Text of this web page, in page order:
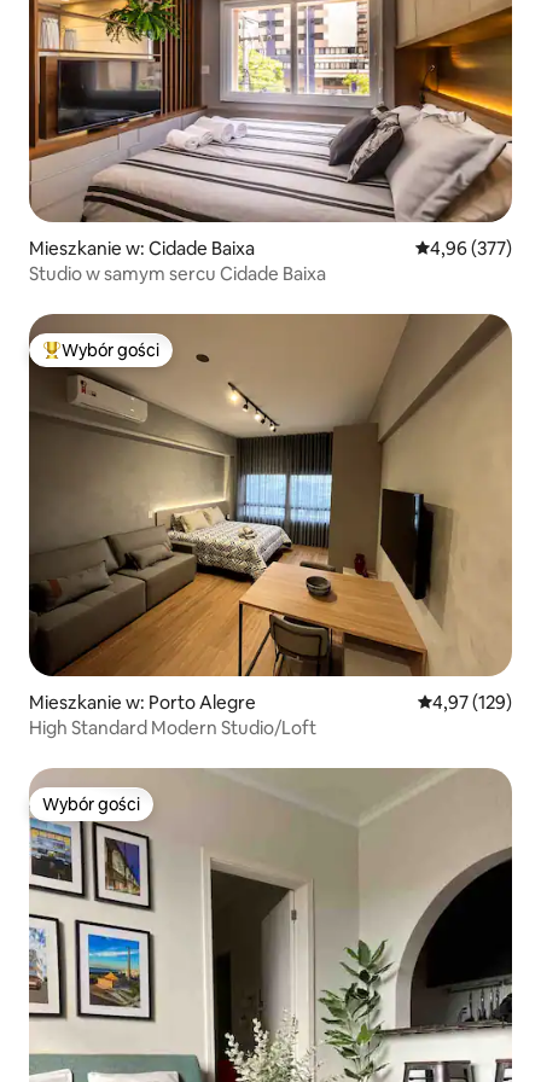
Mieszkanie w: Cidade Baixa Średnia
4,96 (377)
Studio w samym sercu Cidade Baixa
Najpopularniejsze z kategorii Wybór gości
Wybór gości
Mieszkanie w: Porto Alegre Średnia
4,97 (129)
High Standard Modern Studio/Loft
Wybór gości
Wybór gości